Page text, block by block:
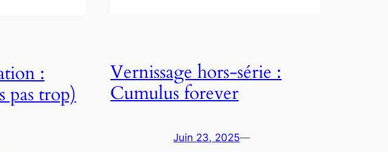
:
pas trop)
Vernissage hors-série :
Cumulus forever
Juin 23, 2025—